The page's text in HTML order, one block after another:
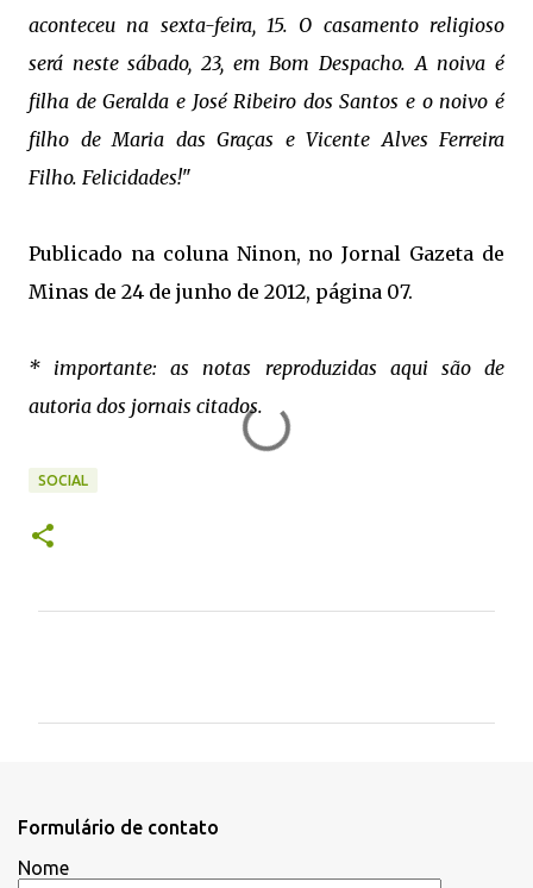
aconteceu na sexta-feira, 15. O casamento religioso
será neste sábado, 23, em Bom Despacho. A noiva é
filha de Geralda e José Ribeiro dos Santos e o noivo é
filho de Maria das Graças e Vicente Alves Ferreira
Filho. Felicidades!"
Publicado na coluna Ninon, no Jornal Gazeta de
Minas de 24 de junho de 2012, página 07.
* importante: as notas reproduzidas aqui são de
autoria dos jornais citados.
SOCIAL
r
Formulário de contato
Nome